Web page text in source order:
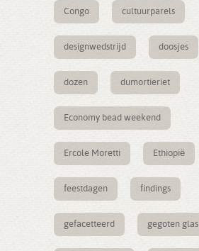
Congo cultuurparels
designwedstrijd doosjes
dozen dumortieriet
Economy bead weekend
Ercole Moretti Ethiopië
feestdagen findings
gefacetteerd gegoten glas